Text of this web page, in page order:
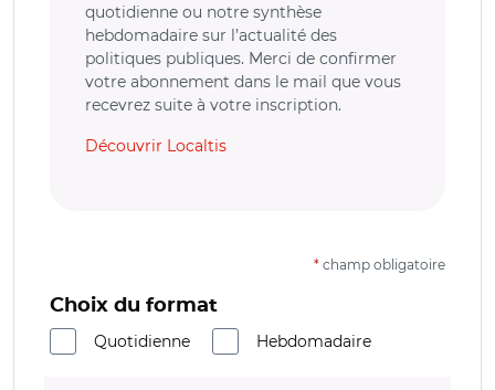
quotidienne ou notre synthèse
hebdomadaire sur l’actualité des
politiques publiques. Merci de confirmer
votre abonnement dans le mail que vous
recevrez suite à votre inscription.
Découvrir Localtis
* champ obligatoire
Choix du format
Quotidienne
Hebdomadaire